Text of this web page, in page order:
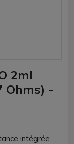
2ml
Ohms) -
intégrée